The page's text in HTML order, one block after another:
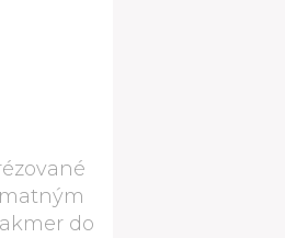
do